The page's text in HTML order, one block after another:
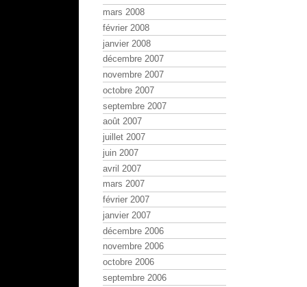
mars 2008
février 2008
janvier 2008
décembre 2007
novembre 2007
octobre 2007
septembre 2007
août 2007
juillet 2007
juin 2007
avril 2007
mars 2007
février 2007
janvier 2007
décembre 2006
novembre 2006
octobre 2006
septembre 2006